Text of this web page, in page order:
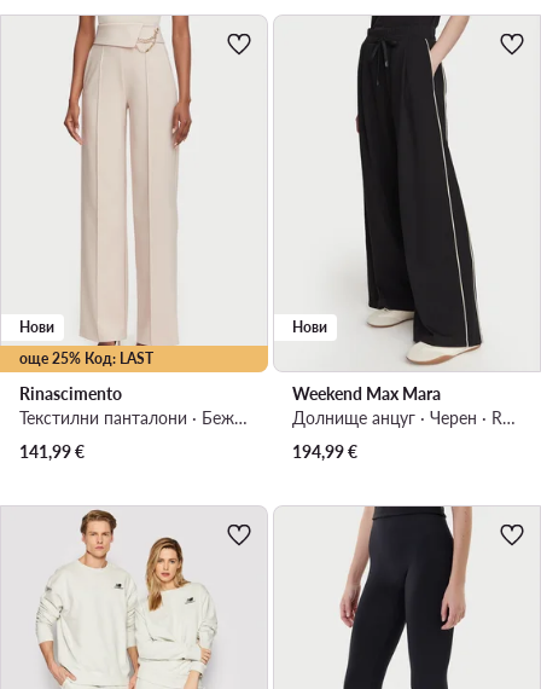
още 25% Код: LAST
Нови
Rinascimento
Текстилни панталони · Бежов · Regular Fit
141,99€
Нови
Weekend Max Mara
Долнище анцуг · Черен · Relaxed Fit
194,99€